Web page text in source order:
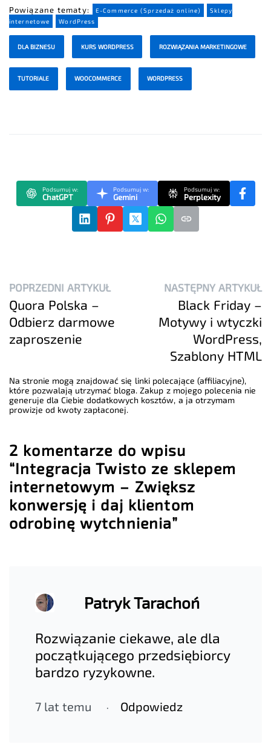
Powiązane tematy: E-Commerce (Sprzedaż online)
Sklepy
internetowe
WordPress
DLA BIZNESU KURS WORDPRESS ROZWIĄZANIA MARKETINGOWE
TUTORIALE WOOCOMMERCE WORDPRESS
Podsumuj w:
ChatGPT
Podsumuj w:
Gemini
Podsumuj w:
Perplexity
POPRZEDNI ARTYKUŁ
Quora Polska –
Odbierz darmowe
zaproszenie
NASTĘPNY ARTYKUŁ
Black Friday –
Motywy i wtyczki
WordPress,
Szablony HTML
Na stronie mogą znajdować się linki polecające (affiliacyjne),
które pozwalają utrzymać bloga. Zakup z mojego polecenia nie
generuje dla Ciebie dodatkowych kosztów, a ja otrzymam
prowizje od kwoty zapłaconej.
2 komentarze do wpisu
“Integracja Twisto ze sklepem
internetowym – Zwiększ
konwersję i daj klientom
odrobinę wytchnienia”
Patryk Tarachoń
Rozwiązanie ciekawe, ale dla
początkującego przedsiębiorcy
bardzo ryzykowne.
7 lat temu Odpowiedz